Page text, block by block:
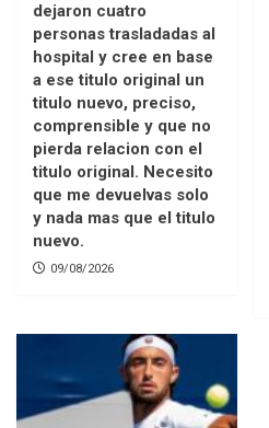
dejaron cuatro
personas trasladadas al
hospital y cree en base
a ese titulo original un
titulo nuevo, preciso,
comprensible y que no
pierda relacion con el
titulo original. Necesito
que me devuelvas solo
y nada mas que el titulo
nuevo.
09/08/2026